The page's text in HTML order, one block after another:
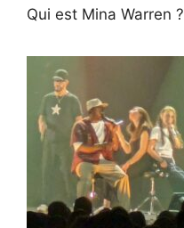
Qui est Mina Warren ?